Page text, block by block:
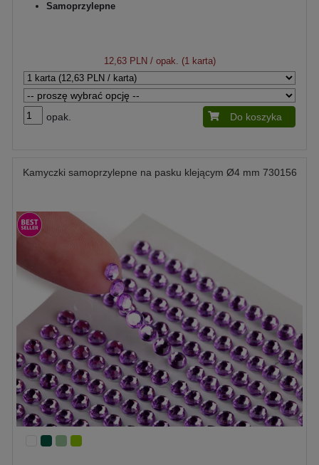
Samoprzylepne
12,63 PLN / opak. (1 karta)
opak. Do koszyka
Kamyczki samoprzylepne na pasku klejącym Ø4 mm 730156